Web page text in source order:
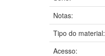
Notas:
Tipo do material:
Acesso: